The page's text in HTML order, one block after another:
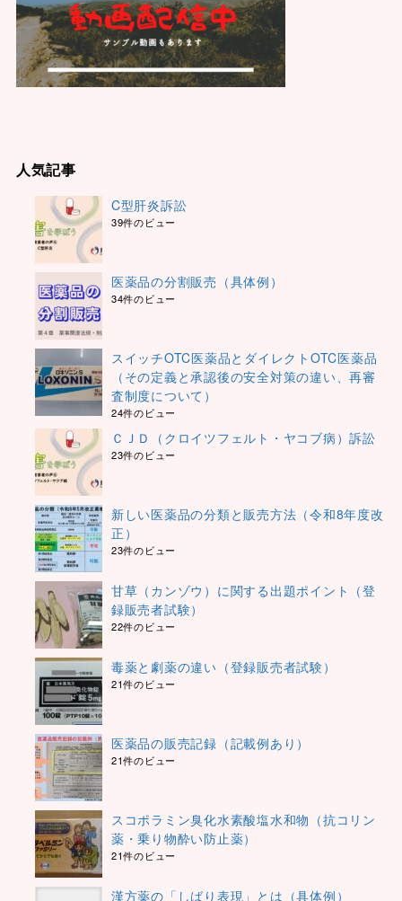
人気記事
C型肝炎訴訟
39件のビュー
医薬品の分割販売（具体例）
34件のビュー
スイッチOTC医薬品とダイレクトOTC医薬品
（その定義と承認後の安全対策の違い、再審
査制度について）
24件のビュー
ＣＪＤ（クロイツフェルト・ヤコブ病）訴訟
23件のビュー
新しい医薬品の分類と販売方法（令和8年度改
正）
23件のビュー
甘草（カンゾウ）に関する出題ポイント（登
録販売者試験）
22件のビュー
毒薬と劇薬の違い（登録販売者試験）
21件のビュー
医薬品の販売記録（記載例あり）
21件のビュー
スコポラミン臭化水素酸塩水和物（抗コリン
薬・乗り物酔い防止薬）
21件のビュー
漢方薬の「しばり表現」とは（具体例）